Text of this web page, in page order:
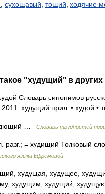
сухощавый тощий ходячие
"худущий" в других
Словарь синонимов
2011. худущий прил. • худой
… Словарь трудностей
разг.; = худищий Толковый
языка Ефремовой
худущая, худущее,
худущим, худущий,